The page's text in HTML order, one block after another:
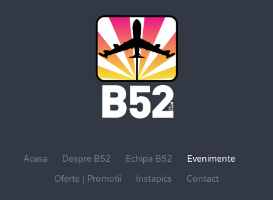
Acasa Despre B52 Echipa B52
Evenimente
Oferte | Promotii
Instapics Contact